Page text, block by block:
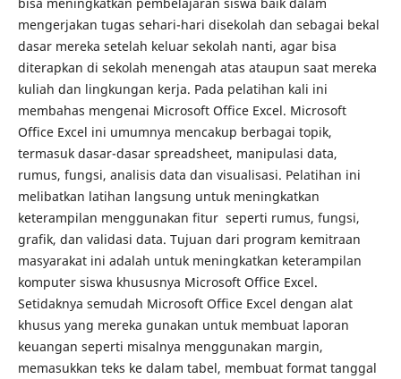
mengerjakan tugas sehari-hari disekolah dan sebagai bekal
dasar mereka setelah keluar sekolah nanti, agar bisa
diterapkan di sekolah menengah atas ataupun saat mereka
kuliah dan lingkungan kerja. Pada pelatihan kali ini
membahas mengenai Microsoft Office Excel. Microsoft
Office Excel ini umumnya mencakup berbagai topik,
termasuk dasar-dasar spreadsheet, manipulasi data,
rumus, fungsi, analisis data dan visualisasi. Pelatihan ini
melibatkan latihan langsung untuk meningkatkan
keterampilan menggunakan fitur seperti rumus, fungsi,
grafik, dan validasi data. Tujuan dari program kemitraan
masyarakat ini adalah untuk meningkatkan keterampilan
komputer siswa khususnya Microsoft Office Excel.
Setidaknya semudah Microsoft Office Excel dengan alat
khusus yang mereka gunakan untuk membuat laporan
keuangan seperti misalnya menggunakan margin,
memasukkan teks ke dalam tabel, membuat format tanggal